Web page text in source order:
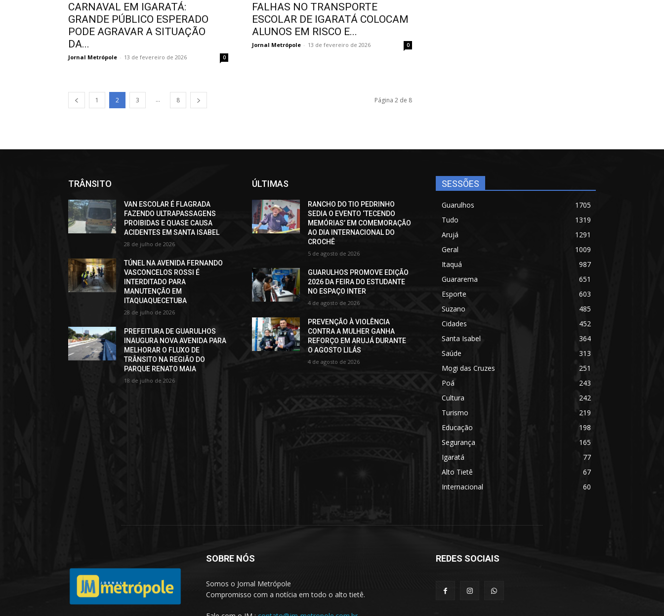
CARNAVAL EM IGARATÁ:
GRANDE PÚBLICO ESPERADO
PODE AGRAVAR A SITUAÇÃO
DA...
Jornal Metrópole - 13 de fevereiro de 2026 0
FALHAS NO TRANSPORTE
ESCOLAR DE IGARATÁ COLOCAM
ALUNOS EM RISCO E...
Jornal Metrópole - 13 de fevereiro de 2026 0
1 2 3 ... 8 Página 2 de 8
TRÂNSITO
VAN ESCOLAR É FLAGRADA
FAZENDO ULTRAPASSAGENS
PROIBIDAS E QUASE CAUSA
ACIDENTES EM SANTA ISABEL
28 de julho de 2026
TÚNEL NA AVENIDA FERNANDO
VASCONCELOS ROSSI É
INTERDITADO PARA
MANUTENÇÃO EM
ITAQUAQUECETUBA
28 de julho de 2026
PREFEITURA DE GUARULHOS
INAUGURA NOVA AVENIDA PARA
MELHORAR O FLUXO DE
TRÂNSITO NA REGIÃO DO
PARQUE RENATO MAIA
18 de julho de 2026
ÚLTIMAS
RANCHO DO TIO PEDRINHO
SEDIA O EVENTO ‘TECENDO
MEMÓRIAS’ EM COMEMORAÇÃO
AO DIA INTERNACIONAL DO
CROCHÊ
5 de agosto de 2026
GUARULHOS PROMOVE EDIÇÃO
2026 DA FEIRA DO ESTUDANTE
NO ESPAÇO INTER
4 de agosto de 2026
PREVENÇÃO À VIOLÊNCIA
CONTRA A MULHER GANHA
REFORÇO EM ARUJÁ DURANTE
O AGOSTO LILÁS
4 de agosto de 2026
SESSÕES
Guarulhos
1705
Tudo
1319
Arujá
1291
Geral
1009
Itaquá
987
Guararema
651
Esporte
603
Suzano
485
Cidades
452
Santa Isabel
364
Saúde
313
Mogi das Cruzes
251
Poá
243
Cultura
242
Turismo
219
Educação
198
Segurança
165
Igaratá
77
Alto Tietê
67
Internacional
60
SOBRE NÓS
Somos o Jornal Metrópole
Compromisso com a notícia em todo o alto tietê.
REDES SOCIAIS